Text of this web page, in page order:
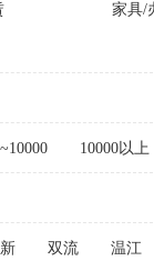
家具/
10000以上
双流 温江